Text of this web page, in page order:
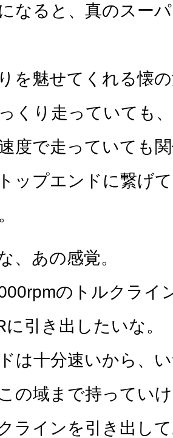
なると、真のスー
を魅せてくれる懐
くり走っていても、
度で走っていても
ップエンドに繋げ
、あの感覚。
のトルクライ
引き出したいな。
は十分速いから、
の域まで持ってい
ラインを引き出し